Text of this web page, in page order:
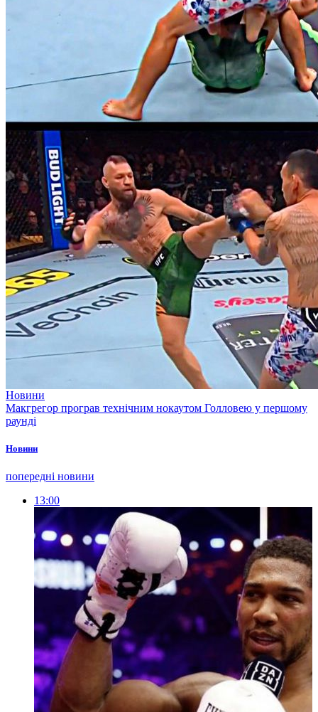
Новини
Макгрегор програв технічним нокаутом Голловею у першому
раунді
Новини
попередні новини
13:00